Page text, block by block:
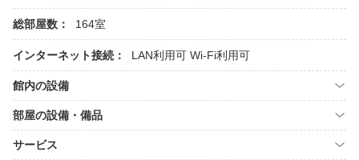
総部屋数： 164室
インターネット接続： LAN利用可 Wi-Fi利用可
館内の設備
部屋の設備・備品
サービス